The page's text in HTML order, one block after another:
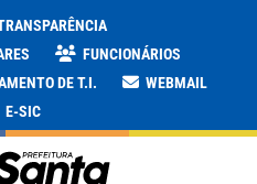
FUNCIONÁRIOS
DE T.I.
WEBMAIL
E-SIC